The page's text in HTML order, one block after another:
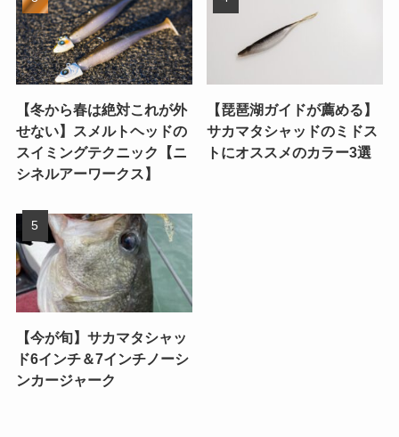
【冬から春は絶対これが外
せない】スメルトヘッドの
スイミングテクニック【ニ
シネルアーワークス】
【琵琶湖ガイドが薦める】
サカマタシャッドのミドス
トにオススメのカラー3選
【今が旬】サカマタシャッ
ド6インチ＆7インチノーシ
ンカージャーク